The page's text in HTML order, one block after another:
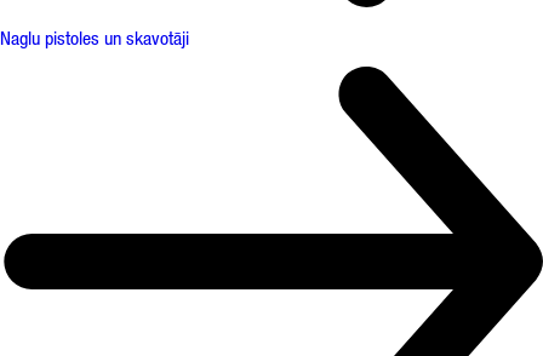
Naglu pistoles un skavotāji